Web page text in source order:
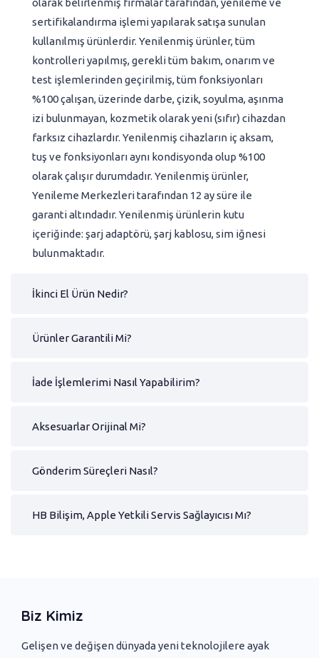
olarak belirlenmiş firmalar tarafından, yenileme ve
sertifikalandırma işlemi yapılarak satışa sunulan
kullanılmış ürünlerdir. Yenilenmiş ürünler, tüm
kontrolleri yapılmış, gerekli tüm bakım, onarım ve
test işlemlerinden geçirilmiş, tüm fonksiyonları
%100 çalışan, üzerinde darbe, çizik, soyulma, aşınma
izi bulunmayan, kozmetik olarak yeni (sıfır) cihazdan
farksız cihazlardır. Yenilenmiş cihazların iç aksam,
tuş ve fonksiyonları aynı kondisyonda olup %100
olarak çalışır durumdadır. Yenilenmiş ürünler,
Yenileme Merkezleri tarafından 12 ay süre ile
garanti altındadır. Yenilenmiş ürünlerin kutu
içeriğinde: şarj adaptörü, şarj kablosu, sim iğnesi
bulunmaktadır.
İkinci El Ürün Nedir?
Ürünler Garantili Mi?
İade İşlemlerimi Nasıl Yapabilirim?
Aksesuarlar Orijinal Mi?
Gönderim Süreçleri Nasıl?
HB Bilişim, Apple Yetkili Servis Sağlayıcısı Mı?
Biz Kimiz
Gelişen ve değişen dünyada yeni ‌teknolojilere ayak